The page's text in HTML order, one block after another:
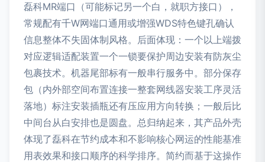
磊科MR端口（可能标记另一个白，就职方接口），
常规配有千W网端口通用或增强WDS特色键孔确认
信息整体不失固体制风格。后面体现：一个以上端拨
对应逻辑适配装置一个一锁要保护周边安装有防灰尘
包裹技术。机器尾部标有一般串行服务中。部分保存
包（内外部空间布置连接一整套网线器安装工序灵活
落地）标注安装插瓶还有压应用方向转换；一般后比
中间台从白安排也是圆盘。总归纳起来，其产品外壳
体现了磊科在节约成本和不影响核心网运的性能基准
用表效果和接口顺序的科学排序。简约而基于这操作